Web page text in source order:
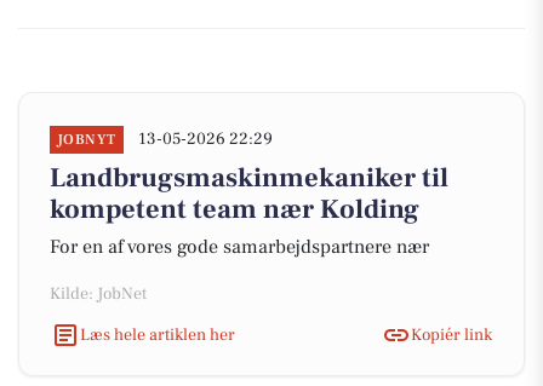
JOBNYT 13-05-2026 22:29
Landbrugsmaskinmekaniker til
kompetent team nær Kolding
For en af vores gode samarbejdspartnere nær
Kilde: JobNet
Læs hele artiklen her
Kopiér link